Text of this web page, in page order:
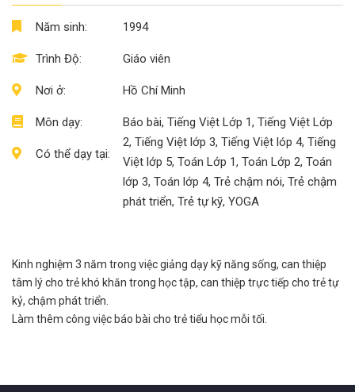
Năm sinh:
Trình Độ:
Nơi ở:
Môn dạy:
Có thể dạy tại:
1994
Giáo viên
Hồ Chí Minh
Báo bài, Tiếng Việt Lớp 1, Tiếng Việt Lớp
2, Tiếng Việt lớp 3, Tiếng Việt lóp 4, Tiếng
Việt lớp 5, Toán Lớp 1, Toán Lớp 2, Toán
lớp 3, Toán lớp 4, Trẻ chậm nói, Trẻ chậm
phát triển, Trẻ tự kỹ, YOGA
Kinh nghiệm 3 năm trong việc giảng dạy kỹ năng sống, can thiệp
tâm lý cho trẻ khó khăn trong học tập, can thiệp trực tiếp cho trẻ tự
kỷ, chậm phát triển.
Làm thêm công việc báo bài cho trẻ tiểu học mỗi tối.